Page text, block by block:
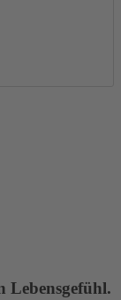
Lebensgefühl.